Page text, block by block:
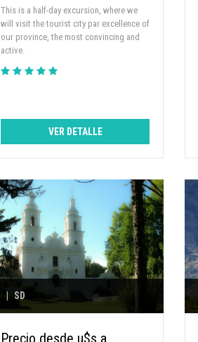
This is a half-day excursion, where we
will visit the tourist city par excellence of
our province, the most convincing and
active.
VER DETALLE
SD
Precio desde u$s a